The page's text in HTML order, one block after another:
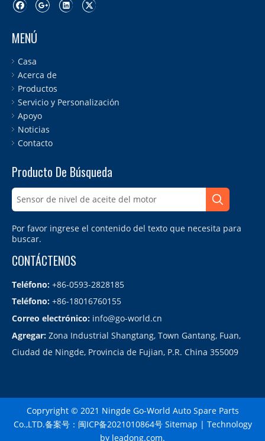
MENÚ
Casa
Acerca de
Productos
Servicio y Personalización
Apoyo
Noticias
Contacto
Producto De Búsqueda
Por favor ingrese el contenido del texto que necesita para
buscar.
CONTÁCTENOS
Teléfono: +86-0593-2828185
Teléfono: +86-18016760155
Correo electrónico: info@go-world.cn
Agregar: Zona Industrial Shangtang, Town Gantang, Fuan,
Ciudad de Ningde, Provincia de Fujian, P.R. China 355009
Copryright © 2021 Ningde Go-World Auto Spare Parts
Co.,LTD.备案号： 闽ICP备2021010864号 Sitemap | Technology
by leadong.com.